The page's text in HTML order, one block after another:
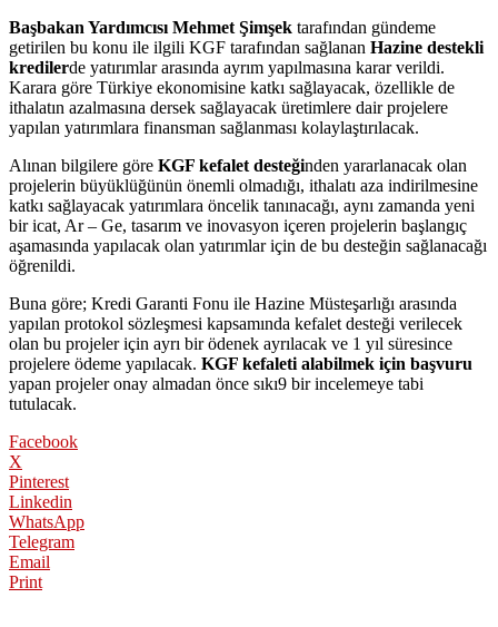
Başbakan Yardımcısı Mehmet Şimşek tarafından gündeme
getirilen bu konu ile ilgili KGF tarafından sağlanan Hazine destekli
kredilerde yatırımlar arasında ayrım yapılmasına karar verildi.
Karara göre Türkiye ekonomisine katkı sağlayacak, özellikle de
ithalatın azalmasına dersek sağlayacak üretimlere dair projelere
yapılan yatırımlara finansman sağlanması kolaylaştırılacak.
Alınan bilgilere göre KGF kefalet desteğinden yararlanacak olan
projelerin büyüklüğünün önemli olmadığı, ithalatı aza indirilmesine
katkı sağlayacak yatırımlara öncelik tanınacağı, aynı zamanda yeni
bir icat, Ar – Ge, tasarım ve inovasyon içeren projelerin başlangıç
aşamasında yapılacak olan yatırımlar için de bu desteğin sağlanacağı
öğrenildi.
Buna göre; Kredi Garanti Fonu ile Hazine Müsteşarlığı arasında
yapılan protokol sözleşmesi kapsamında kefalet desteği verilecek
olan bu projeler için ayrı bir ödenek ayrılacak ve 1 yıl süresince
projelere ödeme yapılacak. KGF kefaleti alabilmek için başvuru
yapan projeler onay almadan önce sıkı9 bir incelemeye tabi
tutulacak.
Facebook
X
Pinterest
Linkedin
WhatsApp
Telegram
Email
Print